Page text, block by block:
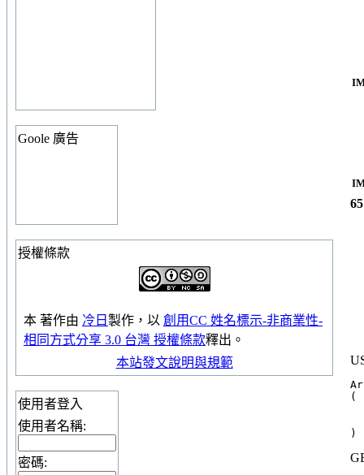
Goole 廣告
授權條款
本 著作由 冷日 製作，以 創用CC 姓名標示-非商業性-
相同方式分享 3.0 台灣 授權條款釋出。
本站發文說明與規範
使用者登入
使用者名稱:
密碼:
(